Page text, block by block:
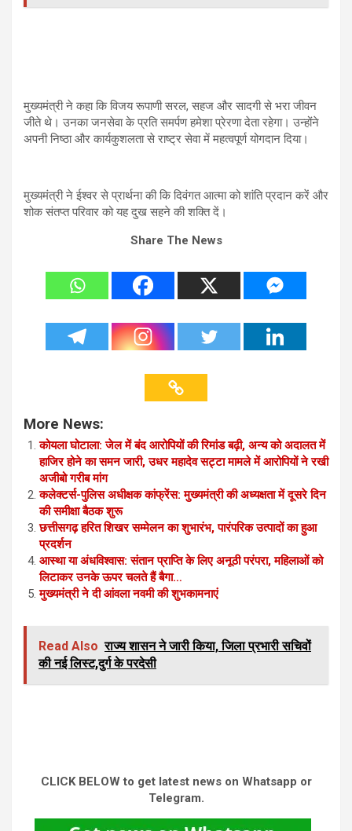
मुख्यमंत्री ने कहा कि विजय रूपाणी सरल, सहज और सादगी से भरा जीवन
जीते थे। उनका जनसेवा के प्रति समर्पण हमेशा प्रेरणा देता रहेगा। उन्होंने
अपनी निष्ठा और कार्यकुशलता से राष्ट्र सेवा में महत्वपूर्ण योगदान दिया।
मुख्यमंत्री ने ईश्वर से प्रार्थना की कि दिवंगत आत्मा को शांति प्रदान करें और
शोक संतप्त परिवार को यह दुख सहने की शक्ति दें।
Share The News
More News:
कोयला घोटाला: जेल में बंद आरोपियों की रिमांड बढ़ी, अन्य को अदालत में
हाजिर होने का समन जारी, उधर महादेव सट्टा मामले में आरोपियों ने रखी
अजीबो गरीब मांग
कलेक्टर्स-पुलिस अधीक्षक कांफ्रेंस: मुख्यमंत्री की अध्यक्षता में दूसरे दिन
की समीक्षा बैठक शुरू
छत्तीसगढ़ हरित शिखर सम्मेलन का शुभारंभ, पारंपरिक उत्पादों का हुआ
प्रदर्शन
आस्था या अंधविश्वास: संतान प्राप्ति के लिए अनूठी परंपरा, महिलाओं को
लिटाकर उनके ऊपर चलते हैं बैगा…
मुख्यमंत्री ने दी आंवला नवमी की शुभकामनाएं
Read Also राज्य शासन ने जारी किया, जिला प्रभारी सचिवों
की नई लिस्ट,दुर्ग के परदेसी
CLICK BELOW to get latest news on Whatsapp or
Telegram.